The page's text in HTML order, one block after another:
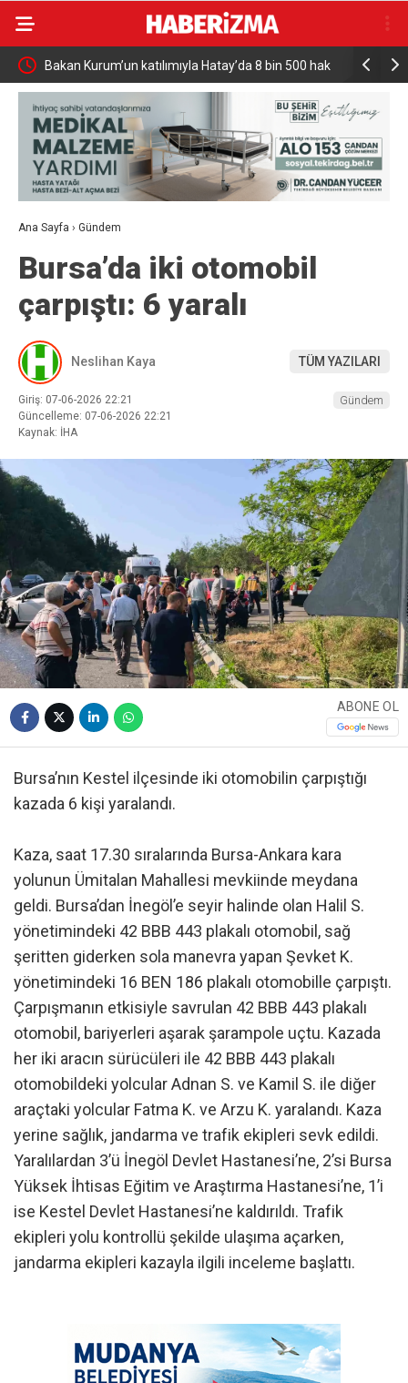
Bakan Kurum’un katılımıyla Hatay’da 8 bin 500 hak
sahibinin konutu belirlendi
Türkiye
Milyar
Ana Sayfa › Gündem
Bursa’da iki otomobil
çarpıştı: 6 yaralı
Neslihan Kaya TÜM YAZILARI
Giriş: 07-06-2026 22:21
Güncelleme: 07-06-2026 22:21
Kaynak: İHA
Gündem
ABONE OL
Bursa’nın Kestel ilçesinde iki otomobilin çarpıştığı
kazada 6 kişi yaralandı.
Kaza, saat 17.30 sıralarında Bursa-Ankara kara
yolunun Ümitalan Mahallesi mevkiinde meydana
geldi. Bursa’dan İnegöl’e seyir halinde olan Halil S.
yönetimindeki 42 BBB 443 plakalı otomobil, sağ
şeritten giderken sola manevra yapan Şevket K.
yönetimindeki 16 BEN 186 plakalı otomobille çarpıştı.
Çarpışmanın etkisiyle savrulan 42 BBB 443 plakalı
otomobil, bariyerleri aşarak şarampole uçtu. Kazada
her iki aracın sürücüleri ile 42 BBB 443 plakalı
otomobildeki yolcular Adnan S. ve Kamil S. ile diğer
araçtaki yolcular Fatma K. ve Arzu K. yaralandı. Kaza
yerine sağlık, jandarma ve trafik ekipleri sevk edildi.
Yaralılardan 3’ü İnegöl Devlet Hastanesi’ne, 2’si Bursa
Yüksek İhtisas Eğitim ve Araştırma Hastanesi’ne, 1’i
ise Kestel Devlet Hastanesi’ne kaldırıldı. Trafik
ekipleri yolu kontrollü şekilde ulaşıma açarken,
jandarma ekipleri kazayla ilgili inceleme başlattı.